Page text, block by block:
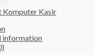
Komputer Kasir
information